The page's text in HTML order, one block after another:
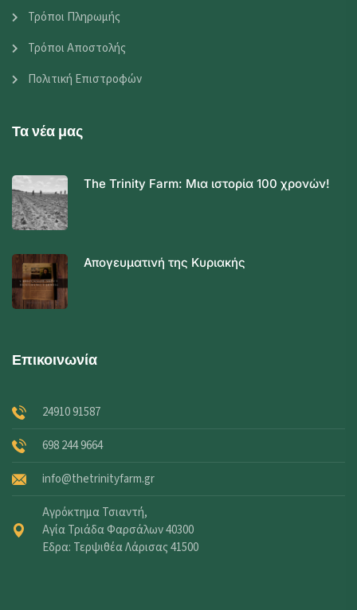
Τρόποι Πληρωμής
Τρόποι Αποστολής
Πολιτική Επιστροφών
Τα νέα μας
The Trinity Farm: Μια ιστορία 100 χρονών!
Απογευματινή της Κυριακής
Επικοινωνία
24910 91587
698 244 9664
info@thetrinityfarm.gr
Αγρόκτημα Τσιαντή,
Αγία Τριάδα Φαρσάλων 40300
Εδρα: Τερψιθέα Λάρισας 41500